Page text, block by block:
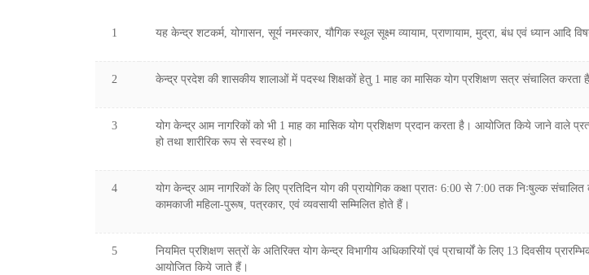
1 यह केन्द्र शटकर्म, योगासन, सूर्य नमस्कार, यौगिक स्थूल सूक्ष्म व्यायाम, प्राणायाम, मुद्रा, बंध एवं ध्यान आदि
2 केन्द्र प्रदेश की शासकीय शालाओं में पदस्थ शिक्षकों हेतु 1 माह का मासिक योग प्रशिक्षण सत्र संचालित
3
योग केन्द्र आम नागरिकों को भी 1 माह का मासिक योग प्रशिक्षण प्रदान करता है। आयोजित किये जाने वाले
हो तथा शारीरिक रूप से स्वस्थ हो।
4
योग केन्द्र आम नागरिकों के लिए प्रतिदिन योग की प्रायोगिक कक्षा प्रातः 6:00 से 7:00 तक निःषुल्क संचालित
कामकाजी महिला-पुरूष, पत्रकार, एवं व्यवसायी सम्मिलित होते हैं।
5
नियमित प्रशिक्षण सत्रों के अतिरिक्त योग केन्द्र विभागीय अधिकारियों एवं प्राचार्यों के लिए 13 दिवसीय
आयोजित किये जाते हैं।